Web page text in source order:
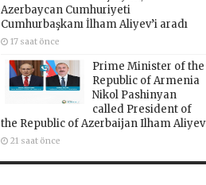
Azerbaycan Cumhuriyeti
Cumhurbaşkanı İlham Aliyev’i aradı
17 saat önce
Prime Minister of the
Republic of Armenia
Nikol Pashinyan
called President of
the Republic of Azerbaijan Ilham Aliyev
21 saat önce